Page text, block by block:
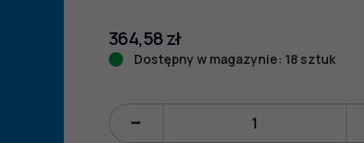
364,58zł
Dostępny w magazynie: 18 sztuk
ilość